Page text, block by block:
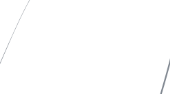
リシー